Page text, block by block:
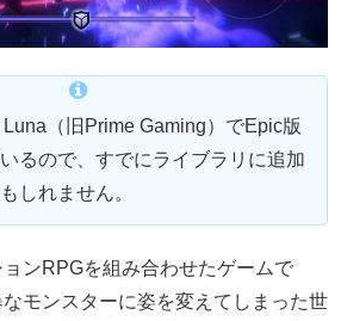
（旧Prime Gaming）でEpic版
るので、すでにライブラリに追加
しれません。
ンRPGを組み合わせたゲームで
モンスターに姿を変えてしまった世